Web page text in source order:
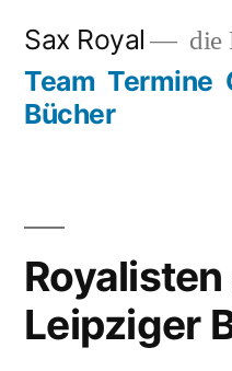
springen
Sax Royal die
Team Termine
Bücher
Leipziger